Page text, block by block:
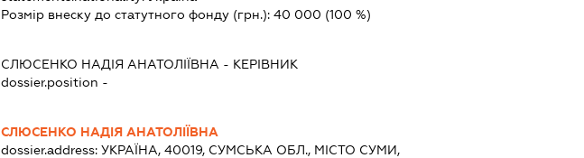
Розмір внеску до статутного фонду (грн.): 40 000 (100 %)
СЛЮСЕНКО НАДІЯ АНАТОЛІЇВНА - КЕРІВНИК
dossier.position -
СЛЮСЕНКО НАДІЯ АНАТОЛІЇВНА
dossier.address: УКРАЇНА, 40019, СУМСЬКА ОБЛ., МІСТО СУМИ,